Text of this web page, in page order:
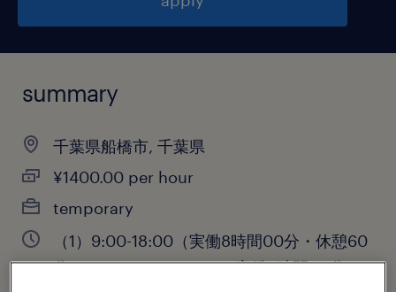
summary
千葉県船橋市, 千葉県
¥1400.00 per hour
temporary
（1）9:00-18:00（実働8時間00分・休憩60
分）,（2）10:00-19:00（実働8時間00分・